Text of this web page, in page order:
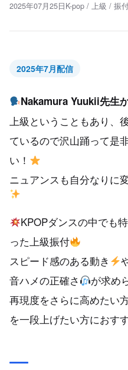
2025年07月25日K-pop / 上級 / 振
2025年7月配信
Nakamura Yuukii先生
上級ということもあり、
ているので沢山踊って是
い！
ニュアンスも自分なりに
KPOPダンスの中でも
った上級振付
スピード感のある動き
音ハメの正確さ
が求め
再現度をさらに高めたい
を一段上げたい方におす